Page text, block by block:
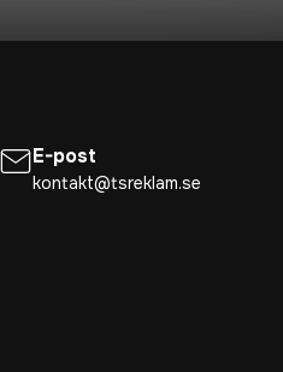
E-post
kontakt@tsreklam.se